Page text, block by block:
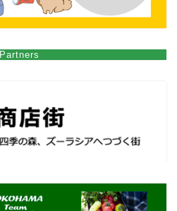
Partners